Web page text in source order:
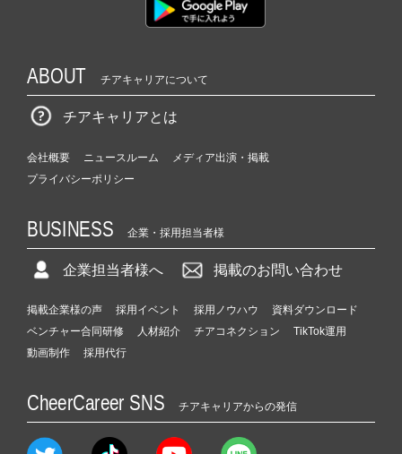
ABOUT チアキャリアについて
チアキャリアとは
会社概要 ニュースルーム
メディア出演・掲載
プライバシーポリシー
BUSINESS 企業・採用担当者様
企業担当者様へ 掲載のお問い合わせ
掲載企業様の声 採用イベント 採用ノウハウ
資料ダウンロード
ベンチャー合同研修
人材紹介 チアコネクション
TikTok運用
動画制作
採用代行
CheerCareer SNS チアキャリアからの発信